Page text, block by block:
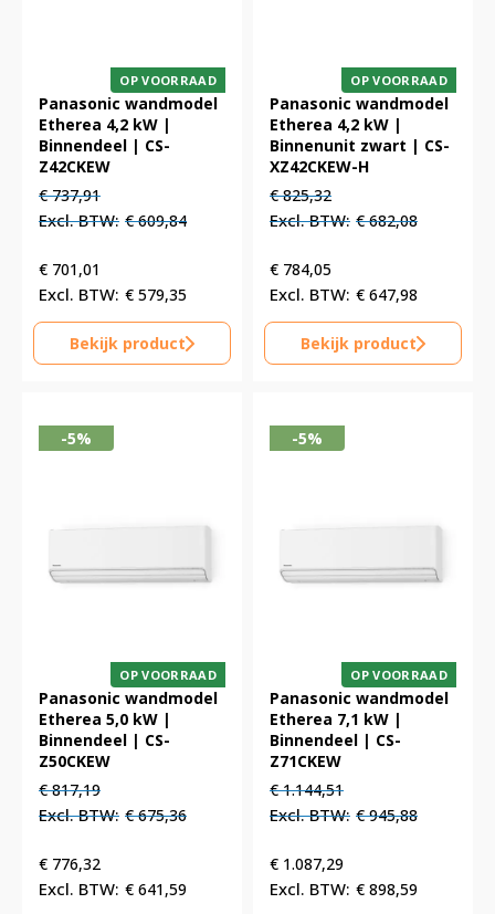
OP VOORRAAD
Panasonic wandmodel
Etherea 4,2 kW |
Binnendeel | CS-
Z42CKEW
Oorspronkelijke
prijs
€ 737,91.
€737,91Huidige
prijs€609,84
€ 701,01
€ 579,35
Bekijk product
OP VOORRAAD
Panasonic wandmodel
Etherea 4,2 kW |
Binnenunit zwart | CS-
XZ42CKEW-H
Oorspronkelijke
prijs
€ 825,32.
€825,32Huidige
prijs€682,08
€ 784,05
€ 647,98
Bekijk product
-5%
OP VOORRAAD
Panasonic wandmodel
Etherea 5,0 kW |
Binnendeel | CS-
Z50CKEW
Oorspronkelijke
prijs
€ 817,19.
€817,19Huidige
prijs€675,36
€ 776,32
€ 641,59
-5%
OP VOORRAAD
Panasonic wandmodel
Etherea 7,1 kW |
Binnendeel | CS-
Z71CKEW
Oorspronkelijke
prijs
€ 1.144,51.
€1.144,51Huidige
prijs
€945,88
€ 1.087,29
€ 898,59